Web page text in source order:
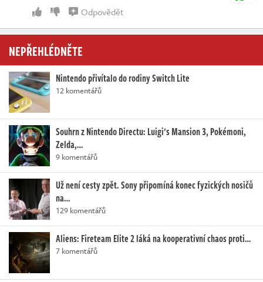
Odpovědět
NEPŘEHLÉDNĚTE
Nintendo přivítalo do rodiny Switch Lite
12 komentářů
Souhrn z Nintendo Directu: Luigi's Mansion 3, Pokémoni,
Zelda,…
9 komentářů
Už není cesty zpět. Sony připomíná konec fyzických nosičů
na…
129 komentářů
Aliens: Fireteam Elite 2 láká na kooperativní chaos proti…
7 komentářů